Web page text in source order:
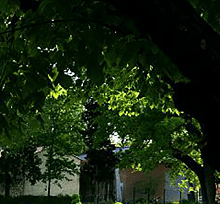
Exporter les lignes sélectionnées
Exporter toutes les colonnes
Exporter uniquement les colonnes affichées
Menu
<
>
Évènements du CIQ
Nos amis commerçants
A faire dans le quartier & autour
The "Other" Faubourg Sextius
The "Horror" Faubourg Sextius
Ajoutez un logo, un bouton, des réseaux sociaux
Cliquez pour éditer